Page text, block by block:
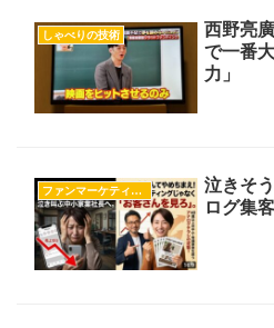
しゃべりの技術
西野亮
で一番
力」
ファンマーケティング
泣きそ
ログ集